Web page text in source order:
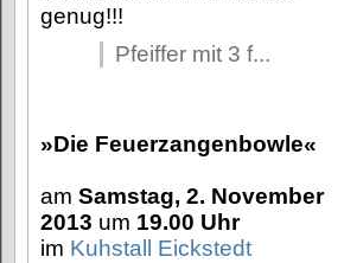
genug!!!
Pfeiffer mit 3 f...
»Die Feuerzangenbowle«
am Samstag, 2. November
2013 um 19.00 Uhr
im Kuhstall Eickstedt